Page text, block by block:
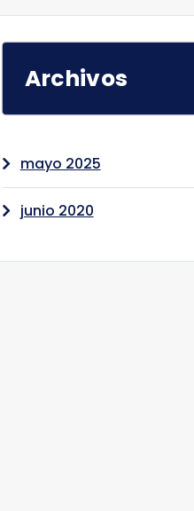
Archivos
mayo 2025
junio 2020